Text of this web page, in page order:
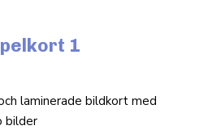
1
laminerade bildkort med
bilder